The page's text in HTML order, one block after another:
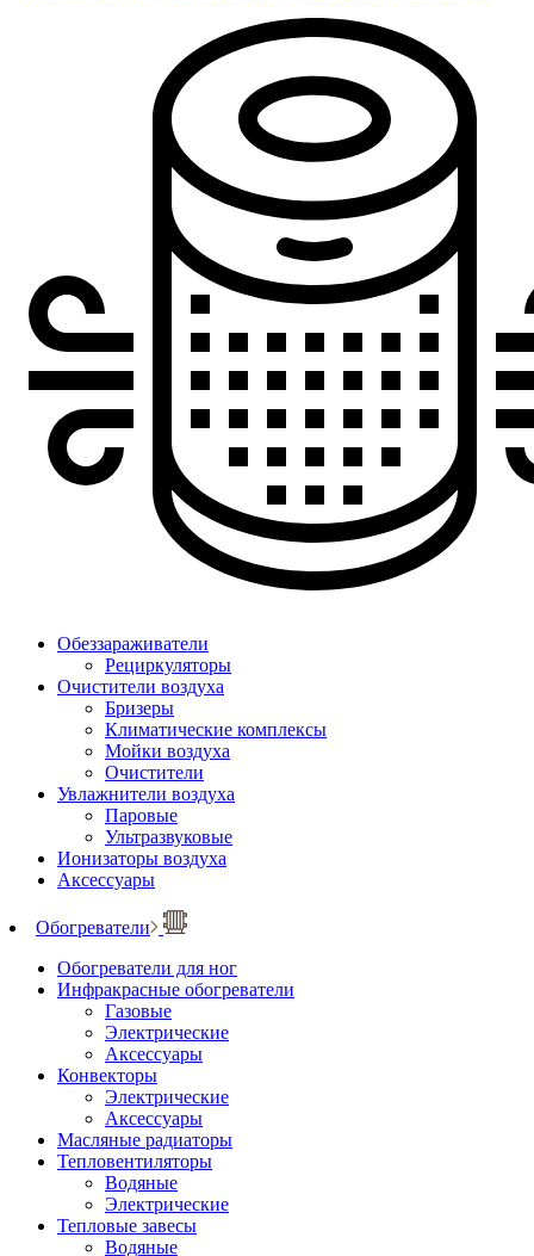
Обеззараживатели
Рециркуляторы
Очистители воздуха
Бризеры
Климатические комплексы
Мойки воздуха
Очистители
Увлажнители воздуха
Паровые
Ультразвуковые
Ионизаторы воздуха
Аксессуары
Обогреватели
Обогреватели для ног
Инфракрасные обогреватели
Газовые
Электрические
Аксессуары
Конвекторы
Электрические
Аксессуары
Масляные радиаторы
Тепловентиляторы
Водяные
Электрические
Тепловые завесы
Водяные